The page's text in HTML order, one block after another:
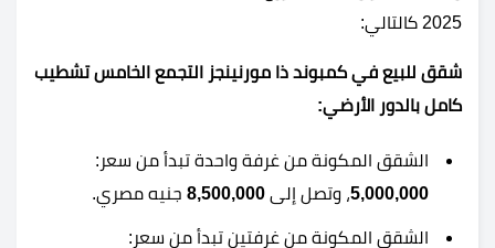
2025 كالتالي:
شقق للبيع في كمبوند ذا مورنينجز التجمع الخامس تشطيب
كامل بالدور الأرضي:
الشقق المكونة من غرفة واحدة تبدأ من سعر:
5,000,000، وتصل إلى 8,500,000 جنيه مصري.
الشقق المكونة من غرفتين تبدأ من سعر: